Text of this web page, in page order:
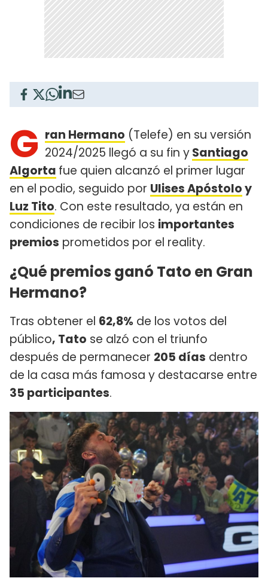
G ran Hermano (Telefe) en su versión
2024/2025 llegó a su fin ySantiago
Algorta fue quien alcanzó el primer lugar
en el podio, seguido por Ulises Apóstoloy
Luz Tito. Con este resultado, ya están en
condiciones de recibir los importantes
premios prometidos por el reality.
¿Qué premios ganó Tato en Gran
Hermano?
Tras obtener el 62,8% de los votos del
público, Tato se alzó con el triunfo
después de permanecer 205 días dentro
de la casa más famosa y destacarse entre
35 participantes.